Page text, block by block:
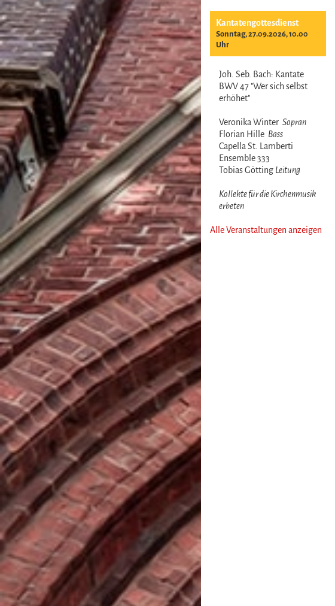
Kantatengottesdienst
Sonntag, 27.09.2026, 10.00
Uhr
Joh. Seb. Bach: Kantate
BWV 47 "Wer sich selbst
erhöhet"
Veronika Winter Sopran
Florian Hille Bass
Capella St. Lamberti
Ensemble 333
Tobias Götting Leitung
Kollekte für die Kirchenmusik
erbeten
Alle Veranstaltungen anzeigen